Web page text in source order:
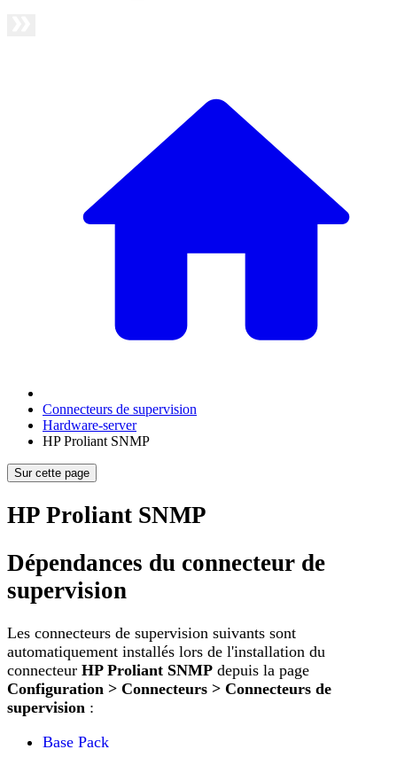
Connecteurs de supervision
Hardware-server
HP Proliant SNMP
Sur cette page
HP Proliant SNMP
Dépendances du connecteur de
supervision
Les connecteurs de supervision suivants sont
automatiquement installés lors de l'installation du
connecteur HP Proliant SNMP depuis la page
Configuration > Connecteurs > Connecteurs de
supervision :
Base Pack